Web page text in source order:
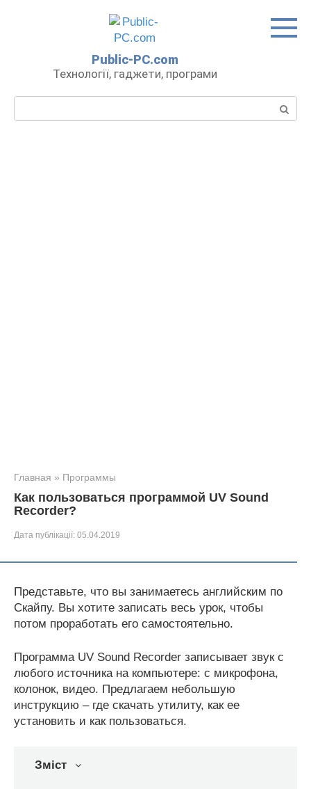
Public-PC.com
Технології, гаджети, програми
Главная » Программы
Как пользоваться программой UV Sound
Recorder?
Дата публікації: 05.04.2019
Представьте, что вы занимаетесь английским по
Скайпу. Вы хотите записать весь урок, чтобы
потом проработать его самостоятельно.
Программа UV Sound Recorder записывает звук с
любого источника на компьютере: с микрофона,
колонок, видео. Предлагаем небольшую
инструкцию – где скачать утилиту, как ее
установить и как пользоваться.
Зміст